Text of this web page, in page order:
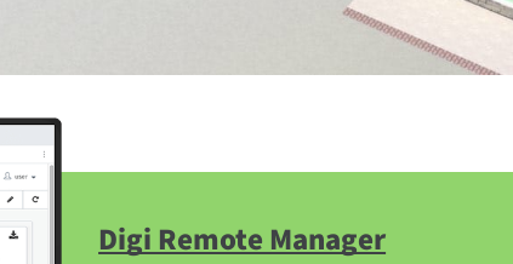
Digi Remote Manager